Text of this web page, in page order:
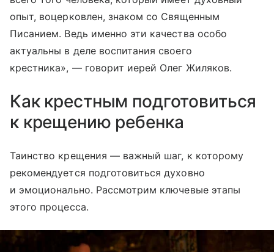
опыт, воцерковлен, знаком со Священным
Писанием. Ведь именно эти качества особо
актуальны в деле воспитания своего
крестника», — говорит иерей Олег Жиляков.
Как крестным подготовиться
к крещению ребенка
Таинство крещения — важный шаг, к которому
рекомендуется подготовиться духовно
и эмоционально. Рассмотрим ключевые этапы
этого процесса.